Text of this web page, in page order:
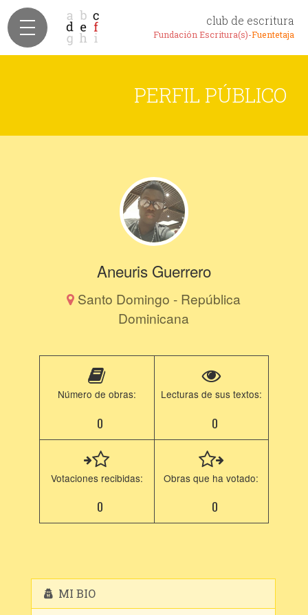
club de escritura
Fundación Escritura(s)-Fuentetaja
PERFIL PÚBLICO
Aneuris Guerrero
Santo Domingo - República
Dominicana
Número de obras:
0
Lecturas de sus textos:
0
Votaciones recibidas:
0
Obras que ha votado:
0
MI BIO